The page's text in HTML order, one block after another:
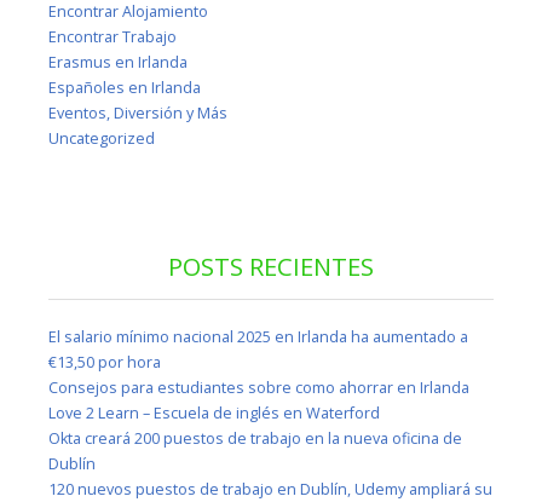
Encontrar Alojamiento
Encontrar Trabajo
Erasmus en Irlanda
Españoles en Irlanda
Eventos, Diversión y Más
Uncategorized
POSTS RECIENTES
El salario mínimo nacional 2025 en Irlanda ha aumentado a
€13,50 por hora
Consejos para estudiantes sobre como ahorrar en Irlanda
Love 2 Learn – Escuela de inglés en Waterford
Okta creará 200 puestos de trabajo en la nueva oficina de
Dublín
120 nuevos puestos de trabajo en Dublín, Udemy ampliará su